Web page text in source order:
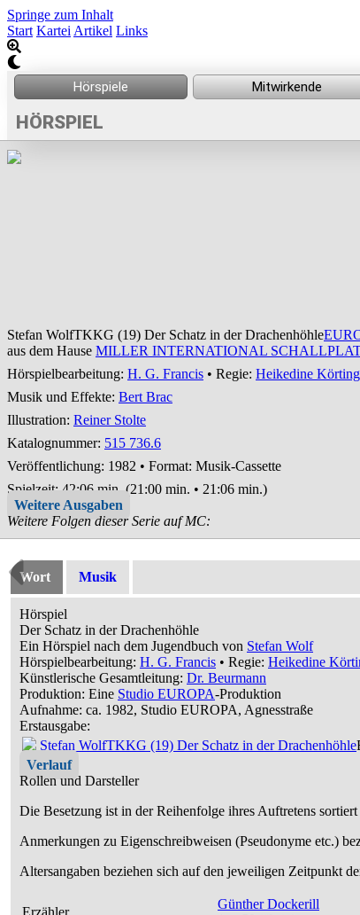
Springe zum Inhalt
Start Kartei Artikel Links
HÖRSPIEL
Stefan WolfTKKG (19) Der Schatz in der Drachenhöhle
aus dem Hause MILLER INTERNATIONAL
Hörspielbearbeitung: H. G. Francis • Regie: Heikedine Körting
Musik und Effekte: Bert Brac
Illustration: Reiner Stolte
Katalognummer: 515 736.6
Veröffentlichung: 1982 • Format: Musik-Cassette
Spielzeit: 42:06 min. (21:00 min. • 21:06 min.)
Weitere Ausgaben
Weitere Folgen dieser Serie auf MC:
Wort Musik
Hörspiel
Der Schatz in der Drachenhöhle
Ein Hörspiel nach dem Jugendbuch von Stefan Wolf
Hörspielbearbeitung: H. G. Francis • Regie: Heikedine
Künstlerische Gesamtleitung: Dr. Beurmann
Produktion: Eine Studio EUROPA-Produktion
Aufnahme: ca. 1982, Studio EUROPA, Agnesstraße
Erstausgabe:
Stefan WolfTKKG (19) Der Schatz in der Drachenhöhle
Verlauf
Rollen und Darsteller
Die Besetzung ist in derReihenfolge ihres Auftretens
Anmerkungen zu Eigenschreibweisen (Pseudonyme etc.)
Altersangaben beziehen sich auf den jeweiligen Zeitpunkt
Erzähler
Günther Dockerill